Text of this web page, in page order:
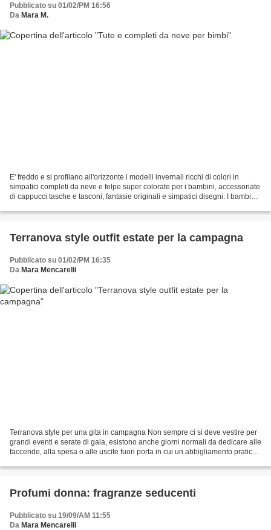
Pubblicato su 01/02/PM 16:56
Da Mara M.
E' freddo e si profilano all'orizzonte i modelli invernali ricchi di colori in
simpatici completi da neve e felpe super colorate per i bambini, accessoriate
di cappucci tasche e tasconi, fantasie originali e simpatici disegni. I bambini,
Terranova style outfit estate per la campagna
Pubblicato su 01/02/PM 16:35
Da Mara Mencarelli
Terranova style per una gita in campagna Non sempre ci si deve vestire per
grandi eventi e serate di gala, esistono anche giorni normali da dedicare alle
faccende, alla spesa o alle uscite fuori porta in cui un abbigliamento pratico
Profumi donna: fragranze seducenti
Pubblicato su 19/09/AM 11:55
Da Mara Mencarelli